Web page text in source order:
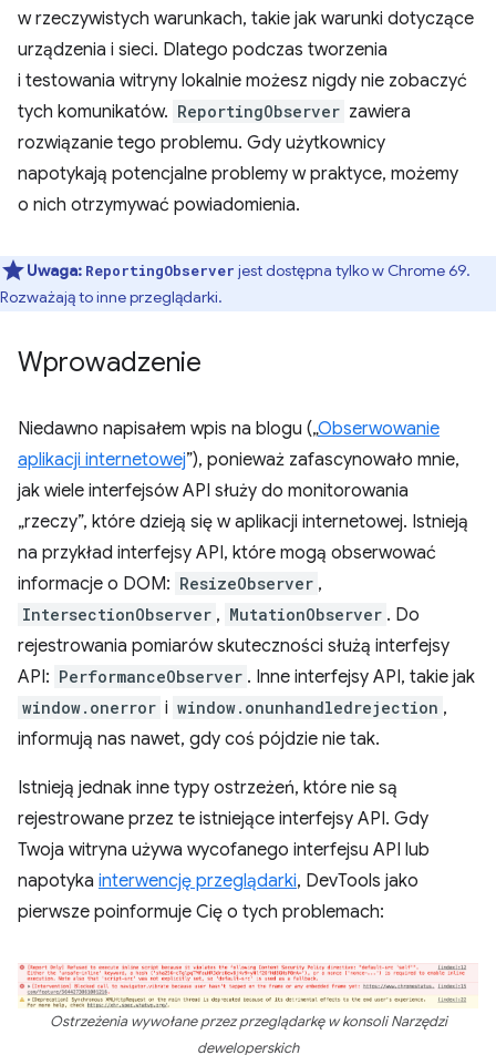
w rzeczywistych warunkach, takie jak warunki dotyczące
urządzenia i sieci. Dlatego podczas tworzenia
i testowania witryny lokalnie możesz nigdy nie zobaczyć
tych komunikatów. ReportingObserver zawiera
rozwiązanie tego problemu. Gdy użytkownicy
napotykają potencjalne problemy w praktyce, możemy
o nich otrzymywać powiadomienia.
Uwaga: ReportingObserver jest dostępna tylko w Chrome 69.
Rozważają to inne przeglądarki.
Wprowadzenie
Niedawno napisałem wpis na blogu („Obserwowanie
aplikacji internetowej”), ponieważ zafascynowało mnie,
jak wiele interfejsów API służy do monitorowania
„rzeczy”, które dzieją się w aplikacji internetowej. Istnieją
na przykład interfejsy API, które mogą obserwować
informacje o DOM: ResizeObserver ,
IntersectionObserver , MutationObserver . Do
rejestrowania pomiarów skuteczności służą interfejsy
API: PerformanceObserver . Inne interfejsy API, takie jak
window.onerror i window.onunhandledrejection ,
informują nas nawet, gdy coś pójdzie nie tak.
Istnieją jednak inne typy ostrzeżeń, które nie są
rejestrowane przez te istniejące interfejsy API. Gdy
Twoja witryna używa wycofanego interfejsu API lub
napotyka interwencję przeglądarki, DevTools jako
pierwsze poinformuje Cię o tych problemach:
Ostrzeżenia wywołane przez przeglądarkę w konsoli Narzędzi
deweloperskich